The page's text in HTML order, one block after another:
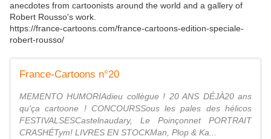
anecdotes from cartoonists around the world and a gallery of
Robert Rousso's work.
https://france-cartoons.com/france-cartoons-edition-speciale-
robert-rousso/
France-Cartoons n°20
MEMENTO HUMORIAdieu collègue ! 20 ANS DÉJÀ20 ans
qu'ça cartoone ! CONCOURSSous les pales des hélicos
FESTIVALSESCastelnaudary, Le Poinçonnet PORTRAIT
CRASHÉTym! LIVRES EN STOCKMan, Plop & Ka...